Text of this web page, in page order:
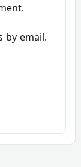
by email.